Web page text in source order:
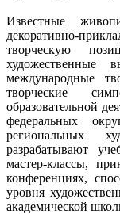
Известные
декоративно-
творческую
художественные
международные
творческие
образовательной
федеральных
региональных
разрабатывают
мастер-классы,
конференциях,
уровня
академической